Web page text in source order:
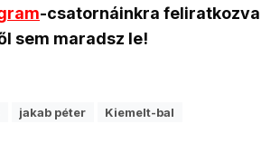
-csatornáinkra feliratkozva
sem maradsz le!
jakab péter Kiemelt-bal